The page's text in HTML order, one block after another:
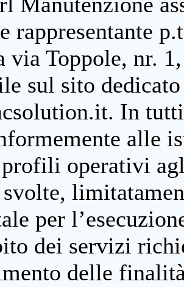
rappresentante
via Toppole, nr.
sul sito
In
alle
profili operativi
per
dei servizi
delle